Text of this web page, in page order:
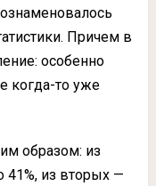
Причем в
особенно
когда-то уже
образом: из
41%, из вторых —